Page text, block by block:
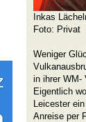
Inkas
Foto: Privat
Weniger
in ihrer WM-
Eigentlich
Leicester
Anreise per